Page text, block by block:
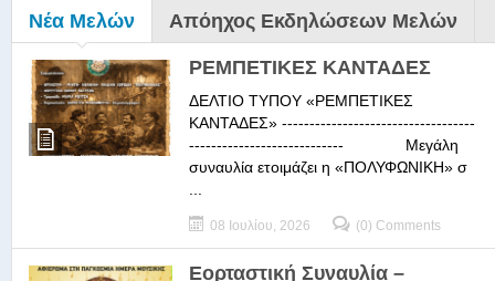
Νέα Μελών Απόηχος Εκδηλώσεων Μελών
ΡΕΜΠΕΤΙΚΕΣ ΚΑΝΤΑΔΕΣ
ΔΕΛΤΙΟ ΤΥΠΟΥ «ΡΕΜΠΕΤΙΚΕΣ
ΚΑΝΤΑΔΕΣ» -----------------------------------
---------------------------- Μεγάλη
συναυλία ετοιμάζει η «ΠΟΛΥΦΩΝΙΚΗ» σ
08 Ιουλίου, 2026 (0) Comments
Εορταστική Συναυλία –